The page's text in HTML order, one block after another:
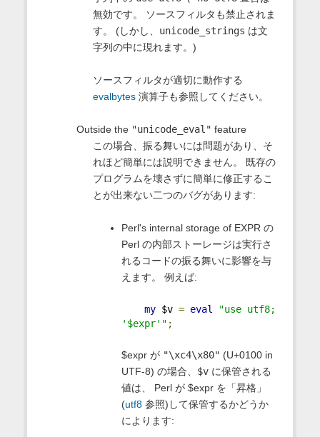
無効です。 ソースフィルタも禁止されま
す。 (しかし、 unicode_strings は文
字列の中に現れます。)
ソースフィルタが適切に動作する
evalbytes演算子も参照してください。
Outside the "unicode_eval" feature
この場合、振る舞いには問題があり、そ
れほど簡単には説明できません。 既存の
プログラムを壊さずに簡単に修正するこ
とが出来ない二つのバグがあります:
Perl's internal storage of EXPR の
Perl の内部ストーレージは実行さ
れるコードの振る舞いに影響を与
えます。 例えば:
my $v = eval
"use utf8;
'$expr'" ;
$expr が "\xc4\x80" (U+0100 in
UTF-8) の場合、 $vに保管される
値は、 Perl が $expr を「昇格」
(utf8参照)して保管するかどうか
によります: